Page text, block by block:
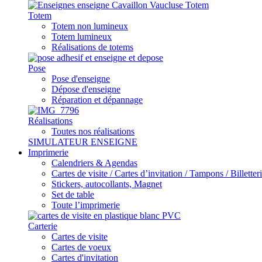
Totem
Totem non lumineux
Totem lumineux
Réalisations de totems
Pose
Pose d'enseigne
Dépose d'enseigne
Réparation et dépannage
Réalisations
Toutes nos réalisations
SIMULATEUR ENSEIGNE
Imprimerie
Calendriers & Agendas
Cartes de visite / Cartes d’invitation / Tampons /
Stickers, autocollants, Magnet
Set de table
Toute l’imprimerie
Carterie
Cartes de visite
Cartes de voeux
Cartes d'invitation